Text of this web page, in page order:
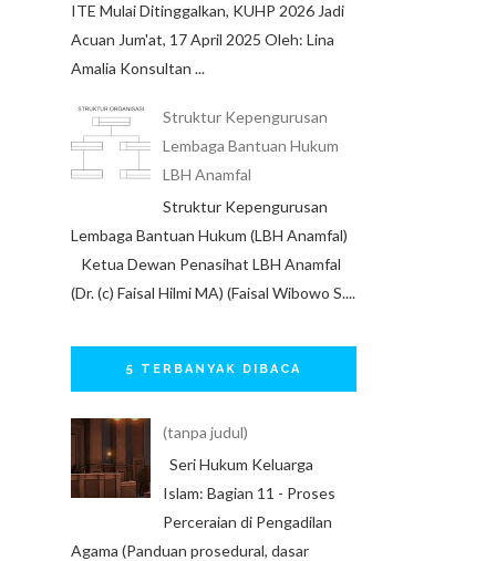
ITE Mulai Ditinggalkan, KUHP 2026 Jadi
Acuan Jum'at, 17 April 2025 Oleh: Lina
Amalia Konsultan ...
Struktur Kepengurusan
Lembaga Bantuan Hukum
LBH Anamfal
Struktur Kepengurusan
Lembaga Bantuan Hukum (LBH Anamfal)
Ketua Dewan Penasihat LBH Anamfal
(Dr. (c) Faisal Hilmi MA) (Faisal Wibowo S....
5 TERBANYAK DIBACA
(tanpa judul)
Seri Hukum Keluarga
Islam: Bagian 11 - Proses
Perceraian di Pengadilan
Agama (Panduan prosedural, dasar